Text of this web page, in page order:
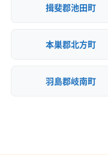
揖斐郡池田町
本巣郡北方町
羽島郡岐南町